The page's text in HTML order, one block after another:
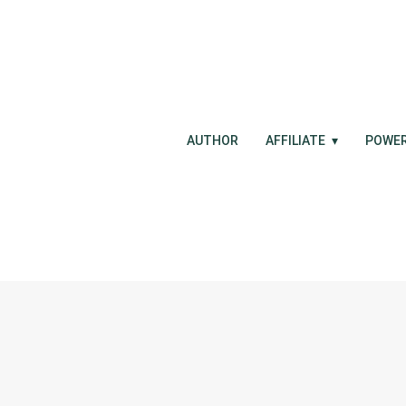
AUTHOR AFFILIATE